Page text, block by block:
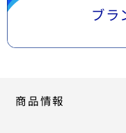
ブラ
商品情報